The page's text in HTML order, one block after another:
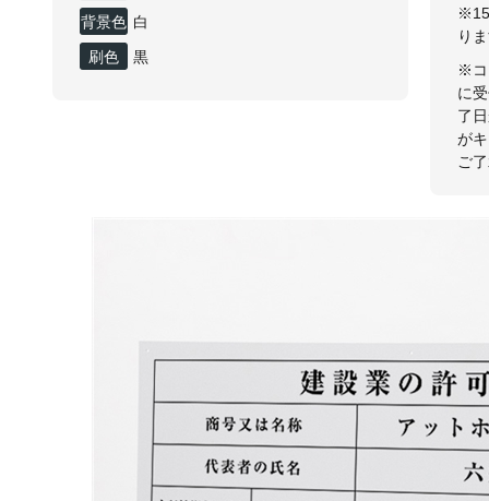
り
※コ
に
了
が
ご
背景色 白
刷色 黒